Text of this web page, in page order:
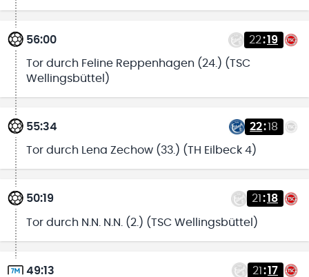
56:00 22:19
Tor durch Feline Reppenhagen (24.) (TSC
Wellingsbüttel)
55:34 22:18
Tor durch Lena Zechow (33.) (TH Eilbeck 4)
50:19 21 :18
Tor durch N.N. N.N. (2.) (TSC Wellingsbüttel)
49:13 21 :17